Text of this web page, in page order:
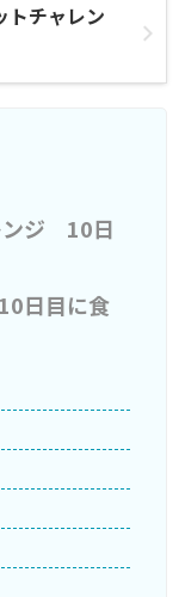
トチャレン
ンジ 10日
日目に食